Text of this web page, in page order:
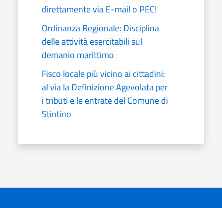
direttamente via E-mail o PEC!
Ordinanza Regionale: Disciplina
delle attività esercitabili sul
demanio marittimo
Fisco locale più vicino ai cittadini:
al via la Definizione Agevolata per
i tributi e le entrate del Comune di
Stintino